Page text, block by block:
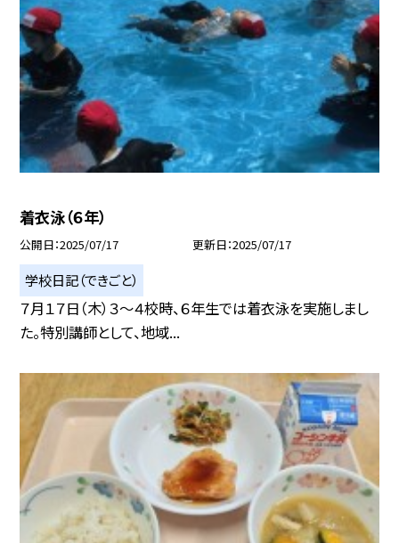
着衣泳（６年）
公開日 2025/07/17 更新日 2025/07/17
学校日記（できごと）
７月１７日（木）３～４校時、６年生では着衣泳を実施しまし
た。特別講師として、地域...